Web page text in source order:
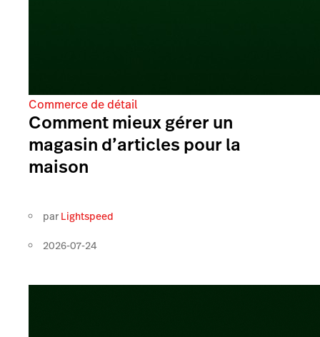
Commerce de détail
Comment mieux gérer un
magasin d’articles pour la
maison
par Lightspeed
2026-07-24